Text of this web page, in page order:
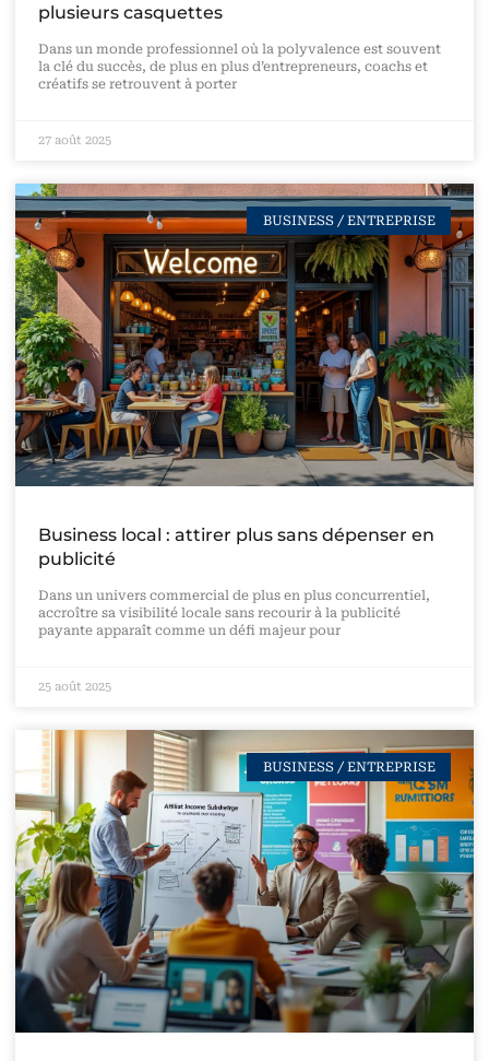
plusieurs casquettes
Dans un monde professionnel où la polyvalence est souvent
la clé du succès, de plus en plus d’entrepreneurs, coachs et
créatifs se retrouvent à porter
27 août 2025
BUSINESS / ENTREPRISE
Business local : attirer plus sans dépenser en
publicité
Dans un univers commercial de plus en plus concurrentiel,
accroître sa visibilité locale sans recourir à la publicité
payante apparaît comme un défi majeur pour
25 août 2025
BUSINESS / ENTREPRISE